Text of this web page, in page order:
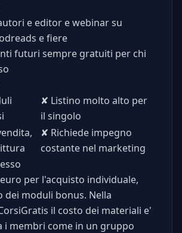
e editor e webinar su
e fiere
futuri sempre gratuiti per chi
✘ Listino molto alto per
il singolo
✘ Richiede impegno
costante nel marketing
per l'acquisto individuale,
dei moduli bonus. Nella
il costo dei materiali e'
i membri come in un gruppo